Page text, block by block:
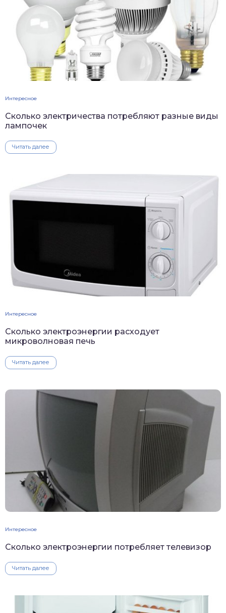
Интересное
Сколько электричества потребляют разные виды
лампочек
Читать далее
Интересное
Сколько электроэнергии расходует
микроволновая печь
Читать далее
Интересное
Сколько электроэнергии потребляет телевизор
Читать далее